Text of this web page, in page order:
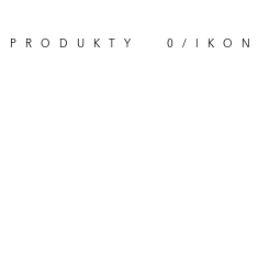
PRODUKTY 0/